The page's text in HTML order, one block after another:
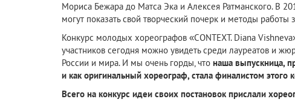
Мориса Бежара до Матса Эка и Алексея Ратманского. В
могут показать свой творческий почерк и методы работы
Конкурс молодых хореографов «CONTEXT. Diana
участников сегодня можно увидеть среди лауреатов и
России и мира. И мы очень горды, что наша выпускница,
и как оригинальный хореограф, стала финалистом этого
Всего на конкурс идеи своих постановок прислали